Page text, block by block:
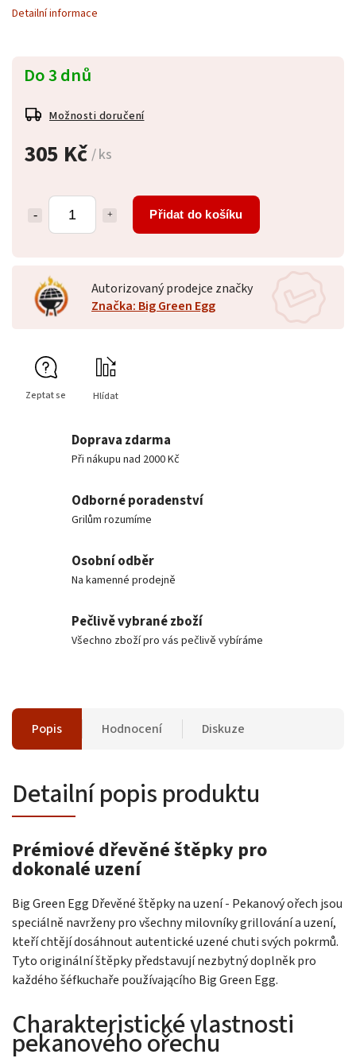
305 Kč / ks
Přidat do košíku
Do 3 dnů
Možnosti doručení
Detailní informace
Autorizovaný prodejce značky
Značka: Big Green Egg
Zeptat se Hlídat
Doprava zdarma
Při nákupu nad 2000 Kč
Odborné poradenství
Grilům rozumíme
Osobní odběr
Na kamenné prodejně
Pečlivě vybrané zboží
Všechno zboží pro vás pečlivě vybíráme
Popis Hodnocení Diskuze
Detailní popis produktu
Prémiové dřevěné štěpky pro
dokonalé uzení
Big Green Egg Dřevěné štěpky na uzení - Pekanový ořech jsou
speciálně navrženy pro všechny milovníky grillování a uzení,
kteří chtějí dosáhnout autentické uzené chuti svých pokrmů.
Tyto originální štěpky představují nezbytný doplněk pro
každého šéfkuchaře používającího Big Green Egg.
Charakteristické vlastnosti
pekanového ořechu